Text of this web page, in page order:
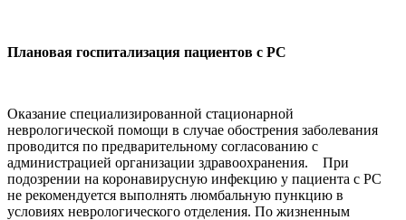
Плановая госпитализация пациентов с РС
Оказание специализированной стационарной
неврологической помощи в случае обострения заболевания
проводится по предварительному согласованию с
администрацией организации здравоохранения. При
подозрении на коронавирусную инфекцию у пациента с РС
не рекомендуется выполнять люмбальную пункцию в
условиях неврологического отделения. По жизненным